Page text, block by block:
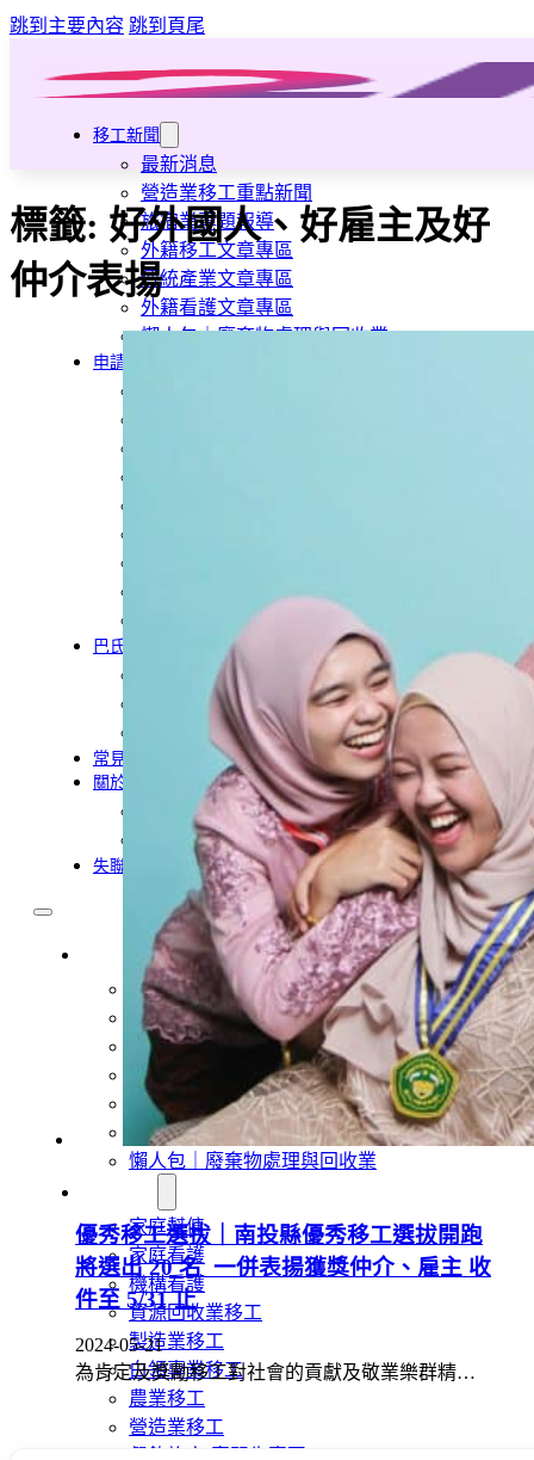
跳到主要內容 跳到頁尾
移工新聞
最新消息
營造業移工重點新聞
旅宿業專題報導
外籍移工文章專區
傳統產業文章專區
外籍看護文章專區
懶人包｜廢棄物處理與回收業
申請專區
餐飲旅宿-實習生專區
巴氏量表
「3分鐘」巴氏量表評估
巴氏量表是什麼?
常見問題
關於我們
案例分享
歷年評鑑成績
失聯協尋
移工新聞
最新消息
營造業移工重點新聞
旅宿業專題報導
外籍移工文章專區
傳統產業文章專區
外籍看護文章專區
懶人包｜廢棄物處理與回收業
家庭幫傭
家庭看護
機構看護
資源回收業移工
製造業移工
白領專業移工
農業移工
營造業移工
標籤: 好外國人、好雇主及好
仲介表揚
優秀移工選拔｜南投縣優秀移工選拔開跑
將選出 20 名 一併表揚獲獎仲介、雇主 收
件至 5/31 止
2024-05-21
為肯定及獎勵移工對社會的貢獻及敬業樂群精…